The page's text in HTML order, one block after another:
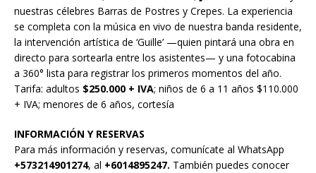
nuestras célebres Barras de Postres y Crepes. La experiencia
se completa con la música en vivo de nuestra banda residente,
la intervención artística de ‘Guille’ —quien pintará una obra en
directo para sortearla entre los asistentes— y una fotocabina
a 360° lista para registrar los primeros momentos del año.
Tarifa: adultos $250.000 + IVA; niños de 6 a 11 años $110.000
+ IVA; menores de 6 años, cortesía
INFORMACIÓN Y RESERVAS
Para más información y reservas, comunícate al WhatsApp
+573214901274, al +6014895247. También puedes conocer